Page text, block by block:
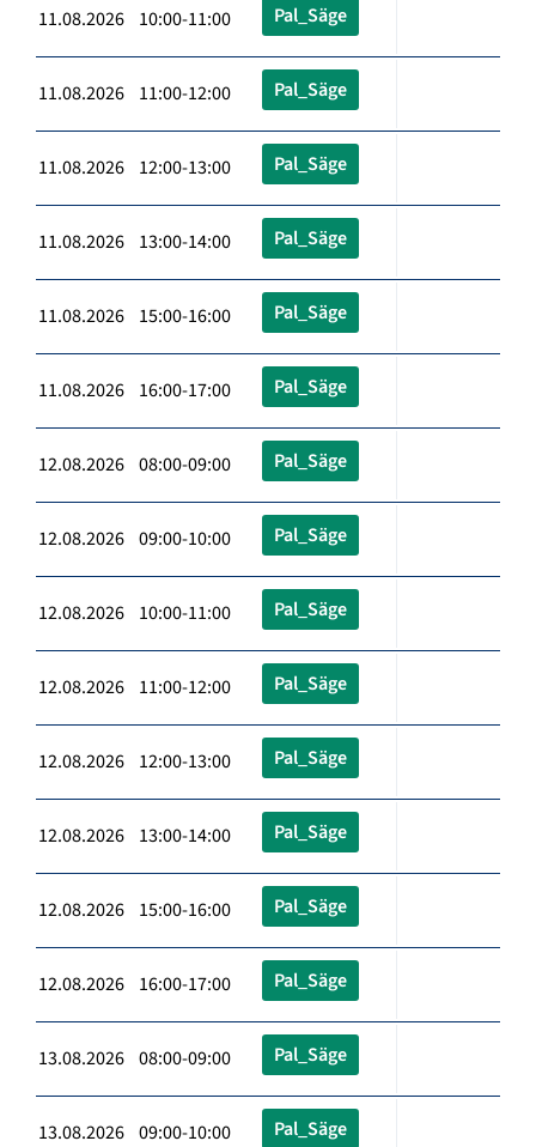
11.08.2026 10:00-11:00 Pal_Säge
11.08.2026 11:00-12:00 Pal_Säge
11.08.2026 12:00-13:00 Pal_Säge
11.08.2026 13:00-14:00 Pal_Säge
11.08.2026 15:00-16:00 Pal_Säge
11.08.2026 16:00-17:00 Pal_Säge
12.08.2026 08:00-09:00 Pal_Säge
12.08.2026 09:00-10:00 Pal_Säge
12.08.2026 10:00-11:00 Pal_Säge
12.08.2026 11:00-12:00 Pal_Säge
12.08.2026 12:00-13:00 Pal_Säge
12.08.2026 13:00-14:00 Pal_Säge
12.08.2026 15:00-16:00 Pal_Säge
12.08.2026 16:00-17:00 Pal_Säge
13.08.2026 08:00-09:00 Pal_Säge
13.08.2026 09:00-10:00 Pal_Säge